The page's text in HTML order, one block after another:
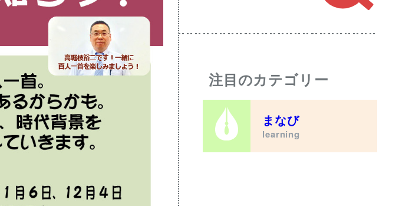
る
ワ
ー
ド
注目のカテゴリー
まなび
learning